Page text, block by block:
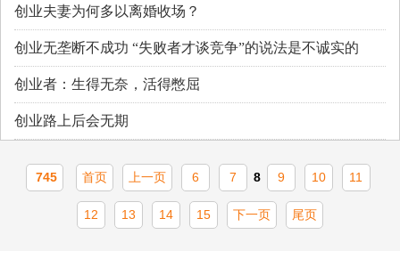
创业夫妻为何多以离婚收场？
创业无垄断不成功 “失败者才谈竞争”的说法是不诚实的
创业者：生得无奈，活得憋屈
创业路上后会无期
745 首页 上一页 6 7 8 9 10 11
12 13 14 15 下一页 尾页